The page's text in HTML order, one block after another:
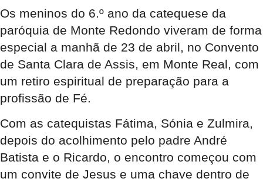
Os meninos do 6.º ano da catequese da
paróquia de Monte Redondo viveram de forma
especial a manhã de 23 de abril, no Convento
de Santa Clara de Assis, em Monte Real, com
um retiro espiritual de preparação para a
profissão de Fé.
Com as catequistas Fátima, Sónia e Zulmira,
depois do acolhimento pelo padre André
Batista e o Ricardo, o encontro começou com
um convite de Jesus e uma chave dentro de